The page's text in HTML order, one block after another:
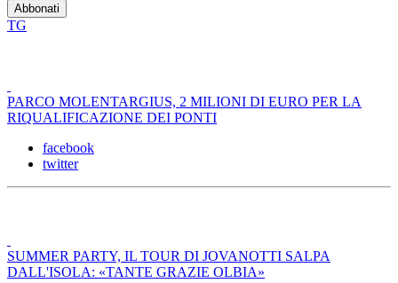
TG
PARCO MOLENTARGIUS, 2 MILIONI DI EURO PER LA
RIQUALIFICAZIONE DEI PONTI
facebook
twitter
SUMMER PARTY, IL TOUR DI JOVANOTTI SALPA
DALL'ISOLA: «TANTE GRAZIE OLBIA»